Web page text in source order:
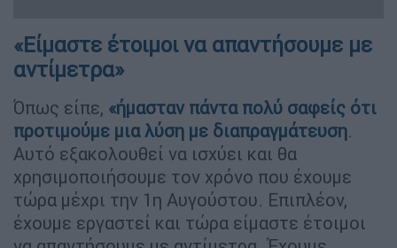
«Είμαστε έτοιμοι να απαντήσουμε με
αντίμετρα»
Όπως είπε, «ήμασταν πάντα πολύ σαφείς ότι
προτιμούμε μια λύση με διαπραγμάτευση.
Αυτό εξακολουθεί να ισχύει και θα
χρησιμοποιήσουμε τον χρόνο που έχουμε
τώρα μέχρι την 1η Αυγούστου. Επιπλέον,
έχουμε εργαστεί και τώρα είμαστε έτοιμοι